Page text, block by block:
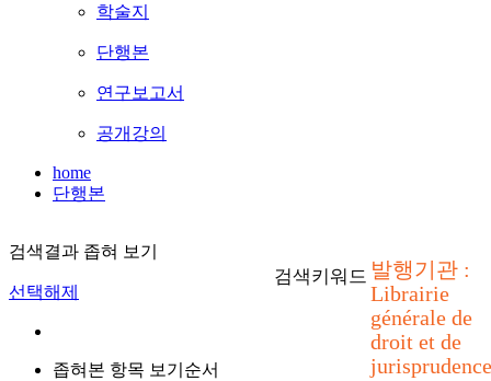
학술지
단행본
연구보고서
공개강의
home
단행본
검색결과 좁혀 보기
선택해제
좁혀본 항목 보기순서
검색키워드 발행기관 :
Librairie
générale de
droit et de